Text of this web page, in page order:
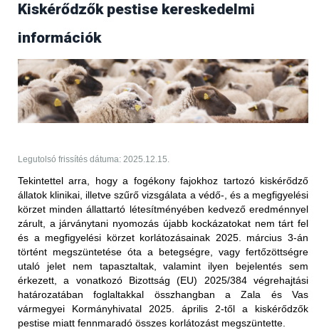
Kiskérődzők pestise kereskedelmi
információk
Legutolsó frissítés dátuma: 2025.12.15.
Tekintettel arra, hogy a fogékony fajokhoz tartozó kiskérődző
állatok klinikai, illetve szűrő vizsgálata a védő-, és a megfigyelési
körzet minden állattartó létesítményében kedvező eredménnyel
zárult, a járványtani nyomozás újabb kockázatokat nem tárt fel
és a megfigyelési körzet korlátozásainak 2025. március 3-án
történt megszüntetése óta a betegségre, vagy fertőzöttségre
utaló jelet nem tapasztaltak, valamint ilyen bejelentés sem
érkezett, a vonatkozó Bizottság (EU) 2025/384 végrehajtási
határozatában foglaltakkal összhangban a Zala és Vas
vármegyei Kormányhivatal 2025. április 2-től a kiskérődzők
pestise miatt fennmaradó összes korlátozást megszüntette.
Frissítés (2025.09.17.)
Az Egyesült Arab Emírségek állategészségügyi
hatóságától 2025. szeptember 17-én érkezett
tájékoztatás értelmében több bejelentésköteles
betegség kapcsán isfeloldottáka korábban elrendelt
kereskedelmi tiltást.
PPR - nem hőkezelt juh-, kecske- és
Korlátozott terület:
Magyarország teljes területe (2025.05.27-én érkezett
értesítés alapján)
Korlátozott állat/ termék:
vörös hús és az abból készült termékek (juh és kecske),
valamint a nem hőkezelt tej és az abból készült termékek
(juh és kecske) Magyarországról történő behozatalára
vonatkozóan; ez a 2025. január 5. után előállított
szállítmányokra vonatkozik